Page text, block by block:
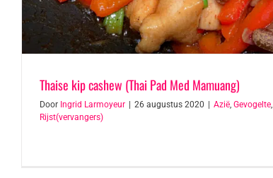
Thaise kip cashew (Thai Pad Med Mamuang)
Door Ingrid Larmoyeur 26 augustus 2020 Azië, Gevogelte,
Rijst(vervangers)